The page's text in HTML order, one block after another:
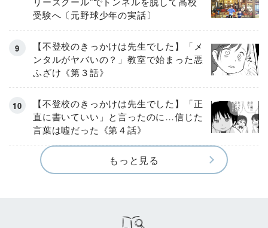
受験へ〔元野球少年の実話〕
【不登校のきっかけは先生でした】「メ
ンタルがヤバいの？」教室で始まった悪
ふざけ《第３話》
【不登校のきっかけは先生でした】「正
直に書いていい」と言ったのに…信じた
言葉は噓だった《第４話》
もっと見る